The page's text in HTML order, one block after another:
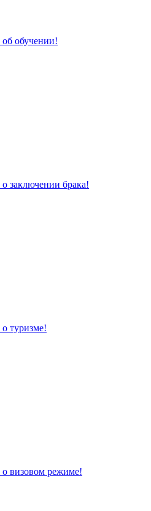
обучении!
заключении брака!
туризме!
визовом режиме!